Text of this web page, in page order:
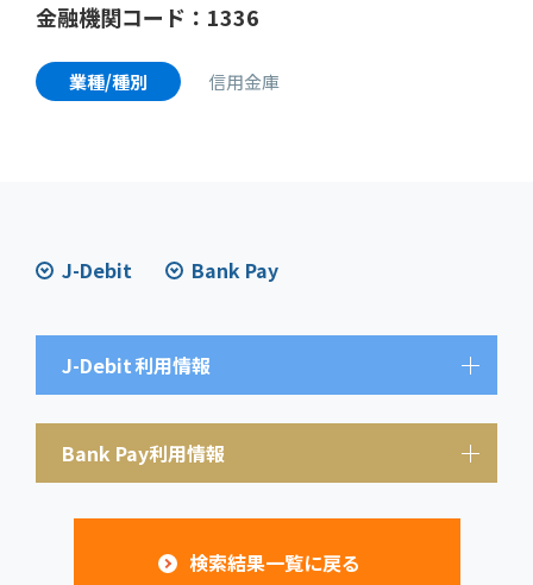
金融機関コード：1336
業種/種別 信用金庫
J-Debit Bank Pay
J-Debit利用情報
Bank Pay利用情報
検索結果一覧に戻る